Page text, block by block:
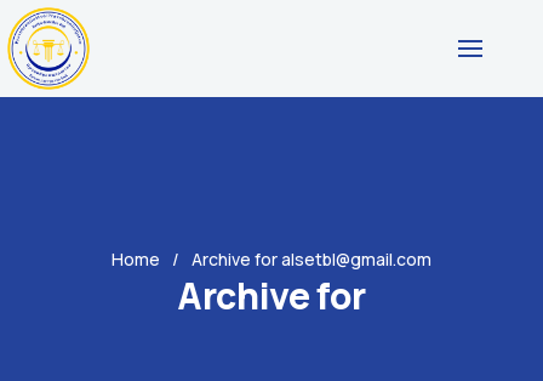
Home Archive for alsetbl@gmail.com
Archive for